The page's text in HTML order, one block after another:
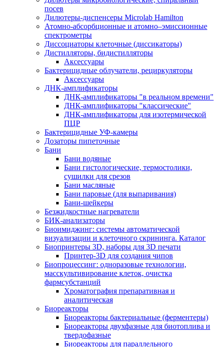
посев
Дилютеры-диспенсеры Microlab Hamilton
Атомно-абсорбционные и атомно–эмиссионные
спектрометры
Диссоциаторы клеточные (диссикаторы)
Дистилляторы, бидистилляторы
Аксессуары
Бактерицидные облучатели, рециркуляторы
Аксессуары
ДНК-амплификаторы
ДНК-амплификаторы "в реальном времени"
ДНК-амплификаторы "классические"
ДНК-амплификаторы для изотермической
ПЦР
Бактерицидные УФ-камеры
Дозаторы пипеточные
Бани
Бани водяные
Бани гистологические, термостолики,
сушилки для срезов
Бани масляные
Бани паровые (для выпаривания)
Бани-шейкеры
Безжидкостные нагреватели
БИК-анализаторы
Биоимиджинг: системы автоматической
визуализации и клеточного скрининга. Каталог
Биопринтеры 3D, наборы для 3D печати
Принтер-3D для создания чипов
Биопроцессинг: одноразовые технологии,
масскультивирование клеток, очистка
фармсубстанций
Хроматография препаративная и
аналитическая
Биореакторы
Биореакторы бактериальные (ферментеры)
Биореакторы двухфазные для биотоплива и
твердофазные
Биореакторы для параллельного